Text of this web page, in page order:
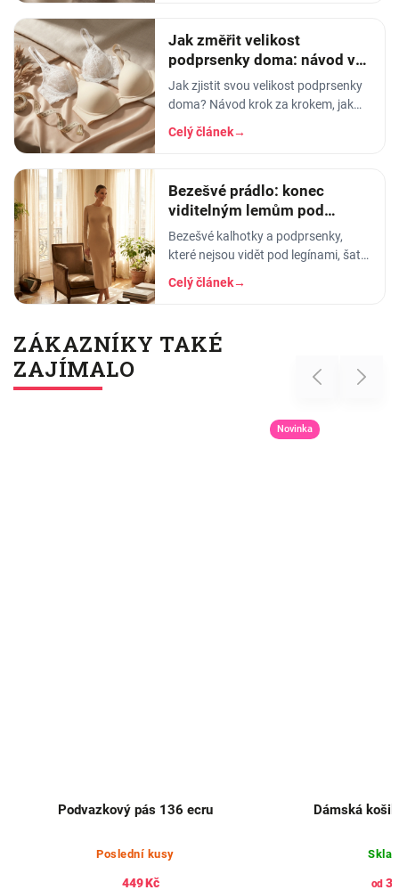
Jak změřit velikost
podprsenky doma: návod ve
4 krocích + tabulka
Jak zjistit svou velikost podprsenky
doma? Návod krok za krokem, jak
změřit obvod hrudníku a pod prsy,
převodní tabulka košíčků a tipy, jak…
Celý článek→
Bezešvé prádlo: konec
viditelným lemům pod
přiléhavým oblečením
Bezešvé kalhotky a podprsenky,
které nejsou vidět pod legínami, šaty
ani halenkou. Jak fungují, z čeho
jsou a pro koho jsou ideální.
Celý článek→
ZÁKAZNÍKY TAKÉ
ZAJÍMALO
Previous
Podvazkový pás 136 ecru
Poslední kusy
449 Kč
Novinka
Dámská
od
Next